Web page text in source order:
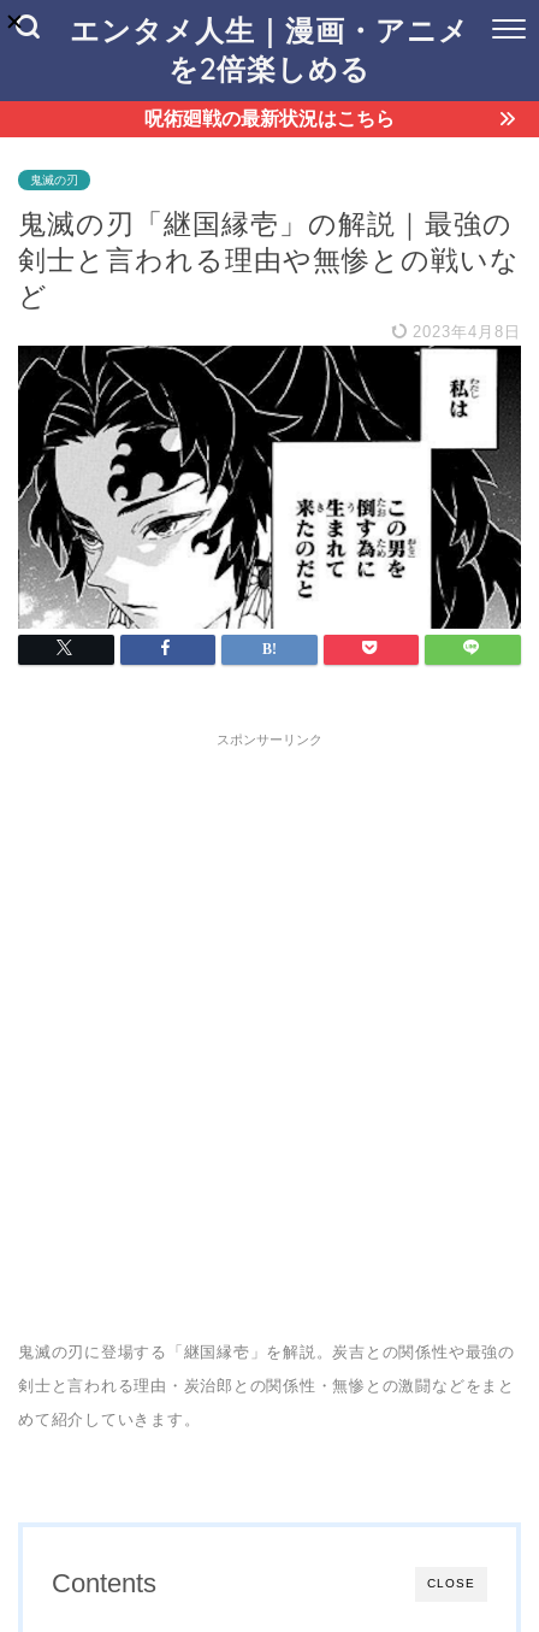
エンタメ人生｜漫画・アニメ
を2倍楽しめる
呪術廻戦の最新状況はこちら
鬼滅の刃
鬼滅の刃「継国縁壱」の解説｜最強の
剣士と言われる理由や無惨との戦いな
ど
2023年4月8日
スポンサーリンク
鬼滅の刃に登場する「継国縁壱」を解説。炭吉との関係性や最強の
剣士と言われる理由・炭治郎との関係性・無惨との激闘などをまと
めて紹介していきます。
CLOSE
Contents